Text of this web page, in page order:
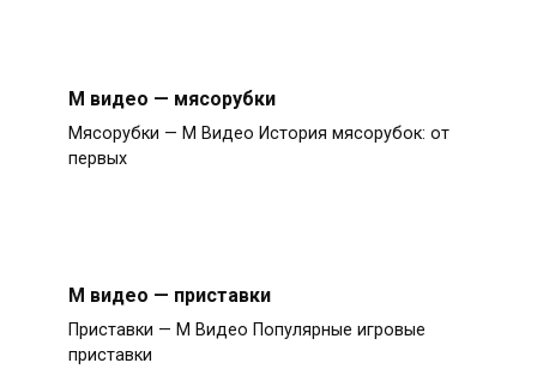
М видео — мясорубки
Мясорубки — М Видео История мясорубок: от
первых
М видео — приставки
Приставки — М Видео Популярные игровые
приставки